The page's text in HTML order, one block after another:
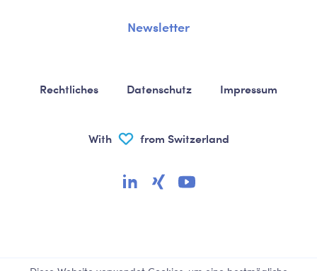
Newsletter
Rechtliches Datenschutz Impressum
With from Switzerland